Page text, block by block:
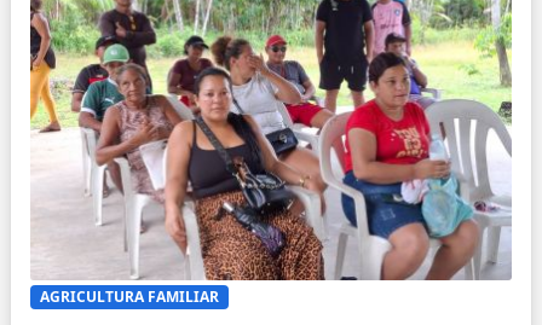
AGRICULTURA FAMILIAR